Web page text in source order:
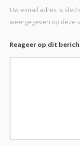
Uw e-mail adres is
weergegeven op deze
Reageer op dit